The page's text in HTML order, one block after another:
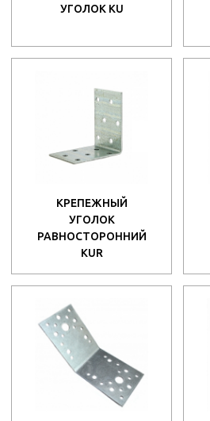
УГОЛОК KU
КРЕПЕЖНЫЙ
УГОЛОК
РАВНОСТОРОННИЙ
KUR